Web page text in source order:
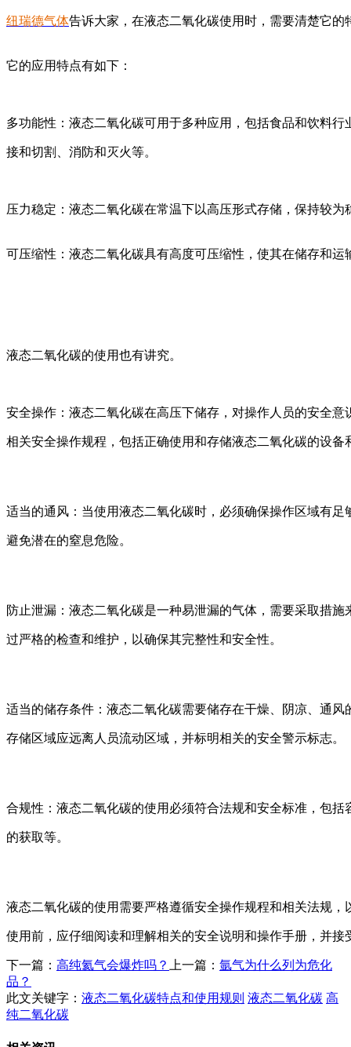
纽瑞德气体告诉大家，在液态二氧化碳使用时，需要清楚它的
它的应用特点有如下：
多功能性：液态二氧化碳可用于多种应用，包括食品和饮料行
接和切割、消防和灭火等。
压力稳定：液态二氧化碳在常温下以高压形式存储，保持较
可压缩性 ：液态二氧化碳具有高度可压缩性，使其在储存和
液态二氧化碳的使用也有讲究。
安全操作：液态二氧化碳在高压下储存，对操作人员的安全意
相关安全操作规程，包括正确使用和存储液态二氧化碳的设备
适当的通风：当使用液态二氧化碳时，必须确保操作区域有足
避免潜在的窒息危险。
防止泄漏：液态二氧化碳是一种易泄漏的气体，需要采取措
过严格的检查和维护，以确保其完整性和安全性。
适当的储存条件：液态二氧化碳需要储存在干燥、阴凉、通风
存储区域应远离人员流动区域，并标明相关的安全警示标志。
合规性：液态二氧化碳的使用必须符合法规和安全标准，包括
的获取等。
液态二氧化碳的使用需要严格遵循安全操作规程和相关法规，
使用前，应仔细阅读和理解相关的安全说明和操作手册，并接
下一篇： 高纯氦气会爆炸吗？ 上一篇： 氩气为什么列为危化
品？
此文关键字： 液态二氧化碳特点和使用规则 液态二氧化碳 高
纯二氧化碳